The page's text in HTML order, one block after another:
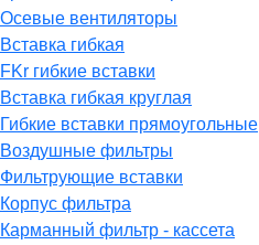
Осевые вентиляторы
Вставка гибкая
FKr гибкие вставки
Вставка гибкая круглая
Гибкие вставки прямоугольные
Воздушные фильтры
Фильтрующие вставки
Корпус фильтра
Карманный фильтр - кассета